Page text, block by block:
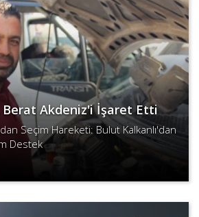
Berat Akdeniz'i İşaret Etti
Seçim Hareketi: Bulut Kalkanlı'dan
Destek